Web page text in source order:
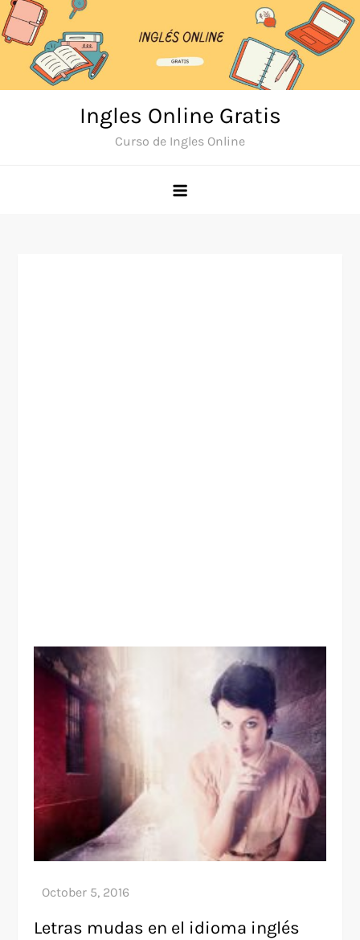
Skip
to
content
Ingles Online Gratis
Curso de Ingles Online
Letras mudas en el idioma inglés